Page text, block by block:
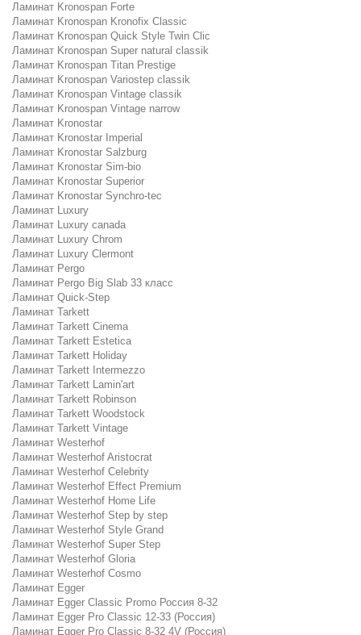
Ламинат Kronospan Forte
Ламинат Kronospan Kronofix Classic
Ламинат Kronospan Quick Style Twin Clic
Ламинат Kronospan Super natural classik
Ламинат Kronospan Titan Prestige
Ламинат Kronospan Variostep classik
Ламинат Kronospan Vintage classik
Ламинат Kronospan Vintage narrow
Ламинат Kronostar
Ламинат Kronostar Imperial
Ламинат Kronostar Salzburg
Ламинат Kronostar Sim-bio
Ламинат Kronostar Superior
Ламинат Kronostar Synchro-tec
Ламинат Luxury
Ламинат Luxury canada
Ламинат Luxury Chrom
Ламинат Luxury Clermont
Ламинат Pergo
Ламинат Pergo Big Slab 33 класс
Ламинат Quick-Step
Ламинат Tarkett
Ламинат Tarkett Cinema
Ламинат Tarkett Estetica
Ламинат Tarkett Holiday
Ламинат Tarkett Intermezzo
Ламинат Tarkett Lamin'art
Ламинат Tarkett Robinson
Ламинат Tarkett Woodstock
Ламинат Tarkett Vintage
Ламинат Westerhof
Ламинат Westerhof Aristocrat
Ламинат Westerhof Celebrity
Ламинат Westerhof Effect Premium
Ламинат Westerhof Home Life
Ламинат Westerhof Step by step
Ламинат Westerhof Style Grand
Ламинат Westerhof Super Step
Ламинат Westerhof Gloria
Ламинат Westerhof Cosmo
Ламинат Egger
Ламинат Egger Classic Promo Россия 8-32
Ламинат Egger Pro Classic 12-33 (Россия)
Ламинат Egger Pro Classic 8-32 4V (Россия)